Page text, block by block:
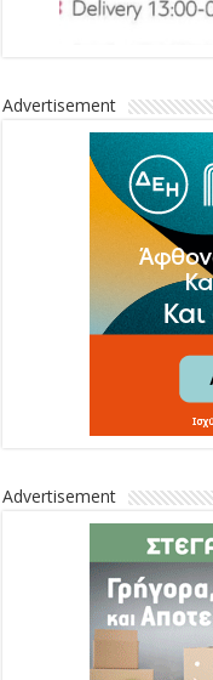
Advertisement
Advertisement